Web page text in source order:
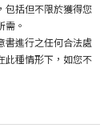
包括但不限於獲得您
需。
書進行之任何合法處
此種情形下，如您不